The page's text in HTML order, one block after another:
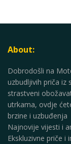
About:
Dobrodošli na
uzbudljivih priča iz
strastveni
utrkama, ovdje
brzine i uzbuđenja
Najnovije vijesti i
Ekskluzivne priče